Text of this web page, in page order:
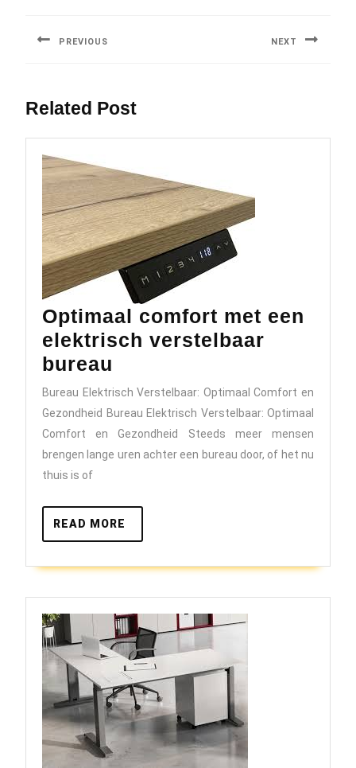
PREVIOUS NEXT
Related Post
Optimaal comfort met een
elektrisch verstelbaar
bureau
comfort
met
een
elektrisch
bureau
Bureau Elektrisch Verstelbaar: Optimaal Comfort en
Gezondheid Bureau Elektrisch Verstelbaar: Optimaal
Comfort en Gezondheid Steeds meer mensen
brengen lange uren achter een bureau door, of het nu
thuis is of
READ MORE
MORE